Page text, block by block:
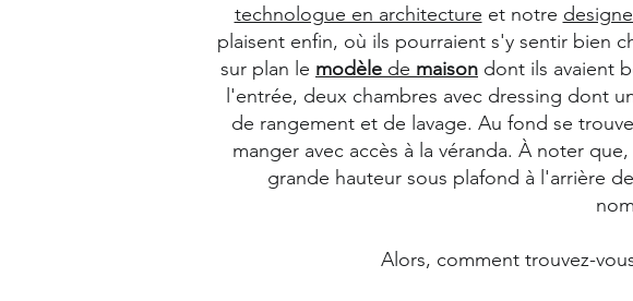
technologue en architecture et notre
plaisent enfin, où ils pourraient s'y sentir bien
sur plan le modèle de maison dont ils avaient
l'entrée, deux chambres avec dressing dont
de rangement et de lavage. Au fond se
manger avec accès à la véranda. À noter
grande hauteur sous plafond à l'arrière
Alors, comment trouvez-